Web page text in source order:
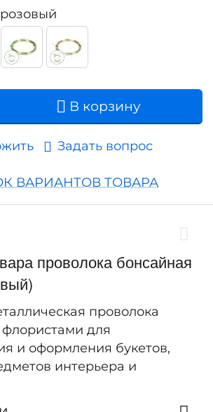
В корзину
Задать вопрос
ВАРИАНТОВ ТОВАРА
проволока бонсайная
проволока
флористами для
и оформления букетов,
интерьера и